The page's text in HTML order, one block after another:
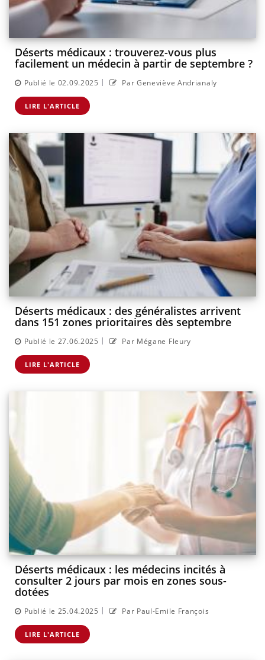
Déserts médicaux : trouverez-vous plus
facilement un médecin à partir de septembre ?
Publié le 02.09.2025 | Par Geneviève Andrianaly
LIRE L'ARTICLE
Déserts médicaux : des généralistes arrivent
dans 151 zones prioritaires dès septembre
Publié le 27.06.2025 | Par Mégane Fleury
LIRE L'ARTICLE
Déserts médicaux : les médecins incités à
consulter 2 jours par mois en zones sous-
dotées
Publié le 25.04.2025 | Par Paul-Emile François
LIRE L'ARTICLE